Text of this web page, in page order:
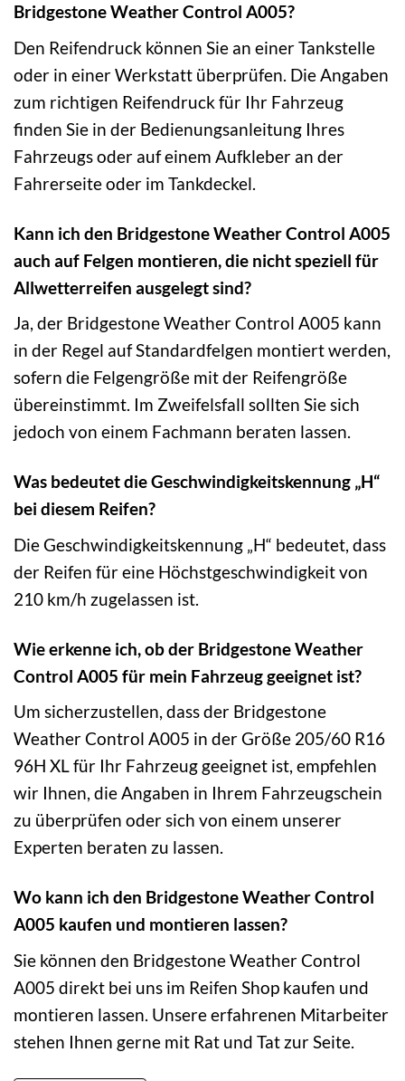
Bridgestone Weather Control A005?
Den Reifendruck können Sie an einer Tankstelle
oder in einer Werkstatt überprüfen. Die Angaben
zum richtigen Reifendruck für Ihr Fahrzeug
finden Sie in der Bedienungsanleitung Ihres
Fahrzeugs oder auf einem Aufkleber an der
Fahrerseite oder im Tankdeckel.
Kann ich den Bridgestone Weather Control A005
auch auf Felgen montieren, die nicht speziell für
Allwetterreifen ausgelegt sind?
Ja, der Bridgestone Weather Control A005 kann
in der Regel auf Standardfelgen montiert werden,
sofern die Felgengröße mit der Reifengröße
übereinstimmt. Im Zweifelsfall sollten Sie sich
jedoch von einem Fachmann beraten lassen.
Was bedeutet die Geschwindigkeitskennung „H“
bei diesem Reifen?
Die Geschwindigkeitskennung „H“ bedeutet, dass
der Reifen für eine Höchstgeschwindigkeit von
210 km/h zugelassen ist.
Wie erkenne ich, ob der Bridgestone Weather
Control A005 für mein Fahrzeug geeignet ist?
Um sicherzustellen, dass der Bridgestone
Weather Control A005 in der Größe 205/60 R16
96H XL für Ihr Fahrzeug geeignet ist, empfehlen
wir Ihnen, die Angaben in Ihrem Fahrzeugschein
zu überprüfen oder sich von einem unserer
Experten beraten zu lassen.
Wo kann ich den Bridgestone Weather Control
A005 kaufen und montieren lassen?
Sie können den Bridgestone Weather Control
A005 direkt bei uns im Reifen Shop kaufen und
montieren lassen. Unsere erfahrenen Mitarbeiter
stehen Ihnen gerne mit Rat und Tat zur Seite.